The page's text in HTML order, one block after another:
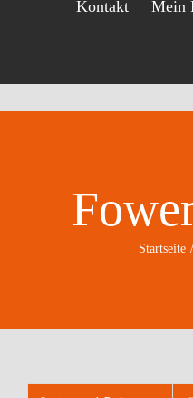
Kontakt Mein
Startseite